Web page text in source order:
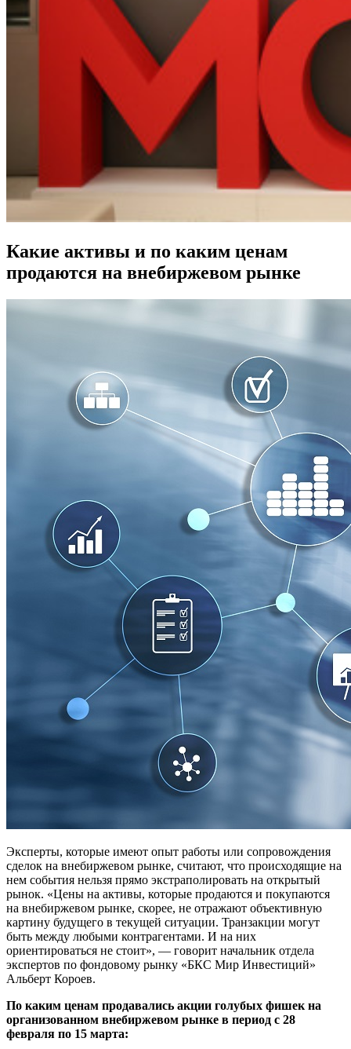
Какие активы и по каким ценам
продаются на внебиржевом рынке
Эксперты, которые имеют опыт работы или сопровождения
сделок на внебиржевом рынке, считают, что происходящие на
нем события нельзя прямо экстраполировать на открытый
рынок. «Цены на активы, которые продаются и покупаются
на внебиржевом рынке, скорее, не отражают объективную
картину будущего в текущей ситуации. Транзакции могут
быть между любыми контрагентами. И на них
ориентироваться не стоит», — говорит начальник отдела
экспертов по фондовому рынку «БКС Мир Инвестиций»
Альберт Короев.
По каким ценам продавались акции голубых фишек на
организованном внебиржевом рынке в период с 28
февраля по 15 марта: